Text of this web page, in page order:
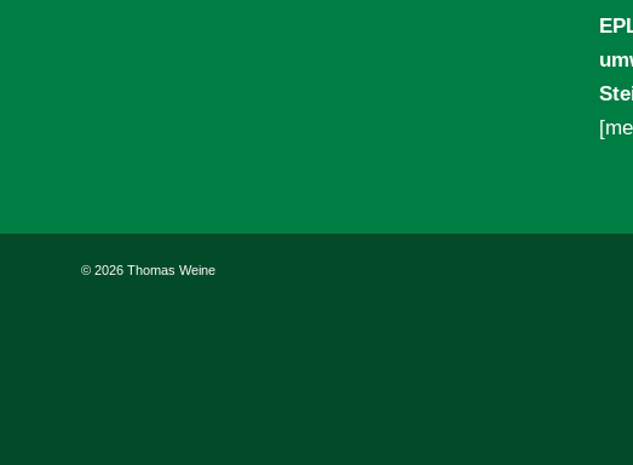
© 2026 Thomas Weine